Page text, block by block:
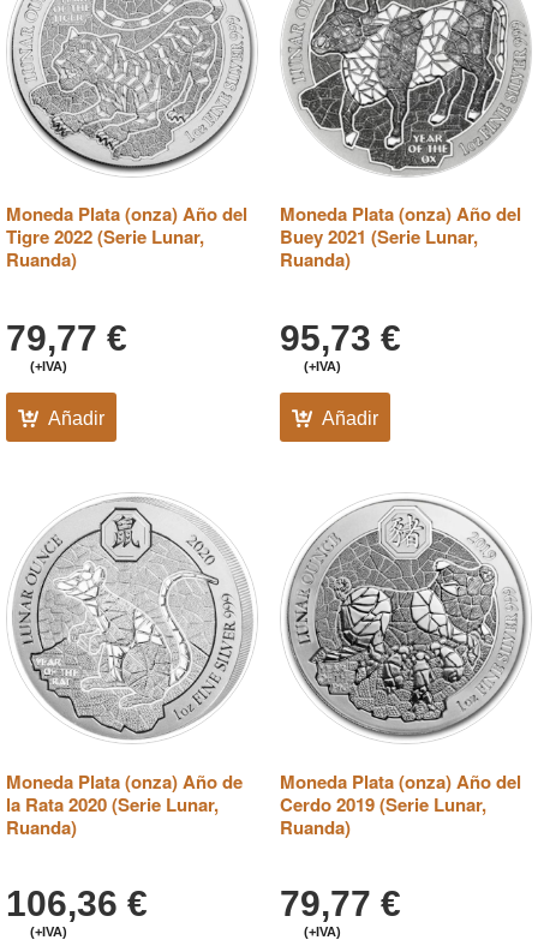
Moneda Plata (onza) Año del
Tigre 2022 (Serie Lunar,
Ruanda)
79,77 €
(+IVA)
Añadir
Moneda Plata (onza) Año del
Buey 2021 (Serie Lunar,
Ruanda)
95,73 €
(+IVA)
Añadir
Moneda Plata (onza) Año de
la Rata 2020 (Serie Lunar,
Ruanda)
106,36 €
(+IVA)
Moneda Plata (onza) Año del
Cerdo 2019 (Serie Lunar,
Ruanda)
79,77 €
(+IVA)